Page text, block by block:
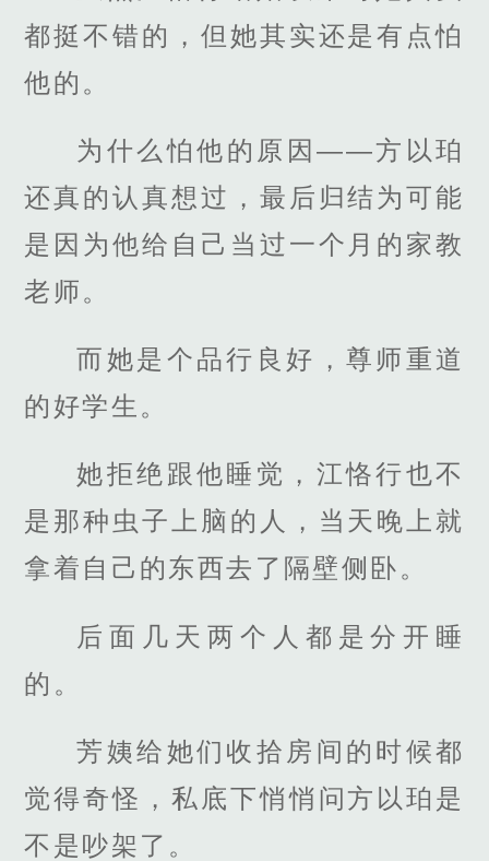
都挺不错的，但她其实还是有点怕
他的。
为什么怕他的原因——方以珀
还真的认真想过，最后归结为可能
是因为他给自己当过一个月的家教
老师。
而她是个品行良好，尊师重道
的好学生。
她拒绝跟他睡觉，江恪行也不
是那种虫子上脑的人，当天晚上就
拿着自己的东西去了隔壁侧卧。
后面几天两个人都是分开睡
的。
芳姨给她们收拾房间的时候都
觉得奇怪，私底下悄悄问方以珀是
不是吵架了。